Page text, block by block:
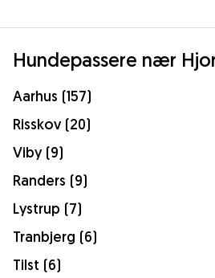
Hundepassere nær
Aarhus (157)
Risskov (20)
Viby (9)
Randers (9)
Lystrup (7)
Tranbjerg (6)
Tilst (6)